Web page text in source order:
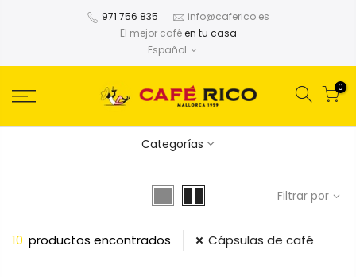
971 756 835
info@caferico.es
El mejor caféen tu casa
Español
0
Categorías
Filtrar por
10 productos encontrados Cápsulas de café